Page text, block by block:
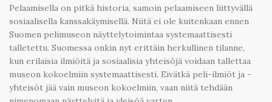
Pelaamisella on pitkä historia, samoin pelaamiseen liittyvällä
sosiaalisella kanssakäymisellä. Niitä ei ole kuitenkaan ennen
Suomen pelimuseon näyttelytoimintaa systemaattisesti
talletettu. Suomessa onkin nyt erittäin herkullinen tilanne,
kun erilaisia ilmiöitä ja sosiaalisia yhteisöjä voidaan tallettaa
museon kokoelmiin systemaattisesti. Eivätkä peli-ilmiöt ja -
yhteisöt jää vain museon kokoelmiin, vaan niitä tehdään